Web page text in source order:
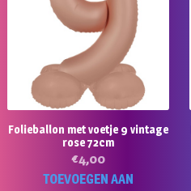
Folieballon met voetje 9 vintage
rose 72cm
€4,00
TOEVOEGEN AAN